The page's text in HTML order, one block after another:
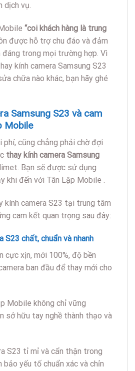
dịch vụ.
“coi khách hàng là trung
được hỗ trợ chu đáo và đảm
đáng trong mọi trường hợp. Vì
kính camera Samsung S23
chữa nào khác, bạn hãy ghé
Samsung S23 và cam
Mobile
phí, cũng chẳng phải chờ đợi
thay kính camera Samsung
Bạn sẽ được sử dụng
khi đến với Tân Lập Mobile .
kính camera S23 tại trung tâm
cam kết quan trọng sau đây:
S23 chất, chuẩn và nhanh
cực xịn, mới 100%, độ bền
ban đầu để thay mới cho
Mobile không chỉ vững
sở hữu tay nghề thành thạo và
S23 tỉ mỉ và cẩn thận trong
yếu tố chuẩn xác và chỉn